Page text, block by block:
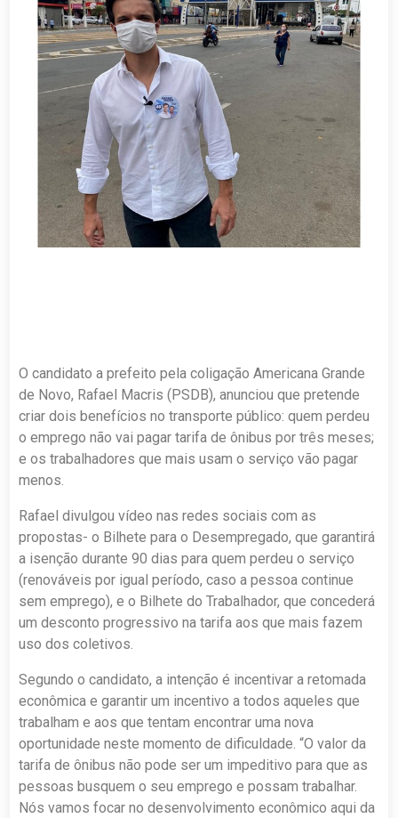
O candidato a prefeito pela coligação Americana Grande
de Novo, Rafael Macris (PSDB), anunciou que pretende
criar dois benefícios no transporte público: quem perdeu
o emprego não vai pagar tarifa de ônibus por três meses;
e os trabalhadores que mais usam o serviço vão pagar
menos.
Rafael divulgou vídeo nas redes sociais com as
propostas- o Bilhete para o Desempregado, que garantirá
a isenção durante 90 dias para quem perdeu o serviço
(renováveis por igual período, caso a pessoa continue
sem emprego), e o Bilhete do Trabalhador, que concederá
um desconto progressivo na tarifa aos que mais fazem
uso dos coletivos.
Segundo o candidato, a intenção é incentivar a retomada
econômica e garantir um incentivo a todos aqueles que
trabalham e aos que tentam encontrar uma nova
oportunidade neste momento de dificuldade. “O valor da
tarifa de ônibus não pode ser um impeditivo para que as
pessoas busquem o seu emprego e possam trabalhar.
Nós vamos focar no desenvolvimento econômico aqui da